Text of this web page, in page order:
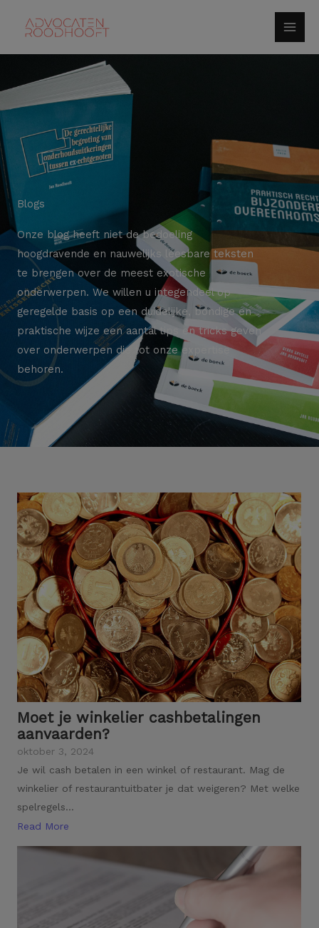
Blogs
Onze blog heeft niet de bedoeling
hoogdravende en nauwelijks leesbare teksten
te brengen over de meest exotische
onderwerpen. We willen u integendeel op
geregelde basis op een duidelijke, bondige en
praktische wijze een aantal tips en tricks geven
over onderwerpen die tot onze expertise
behoren.
Moet je winkelier cashbetalingen
aanvaarden?
oktober 3, 2024
Je wil cash betalen in een winkel of restaurant. Mag de
winkelier of restaurantuitbater je dat weigeren? Met welke
spelregels...
Read More